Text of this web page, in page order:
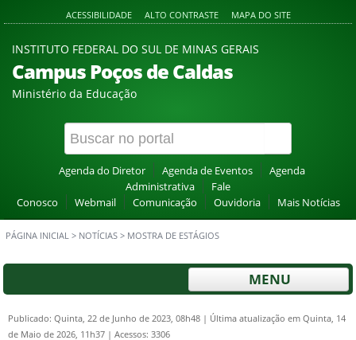
ACESSIBILIDADE ALTO CONTRASTE MAPA DO SITE
INSTITUTO FEDERAL DO SUL DE MINAS GERAIS
Campus Poços de Caldas
Ministério da Educação
Agenda do Diretor Agenda de Eventos
Agenda
Administrativa
Fale
Conosco
Webmail Comunicação Ouvidoria Mais Notícias
PÁGINA INICIAL > NOTÍCIAS > MOSTRA DE ESTÁGIOS
MENU
Publicado: Quinta, 22 de Junho de 2023, 08h48 | Última atualização em Quinta, 14
de Maio de 2026, 11h37 | Acessos: 3306